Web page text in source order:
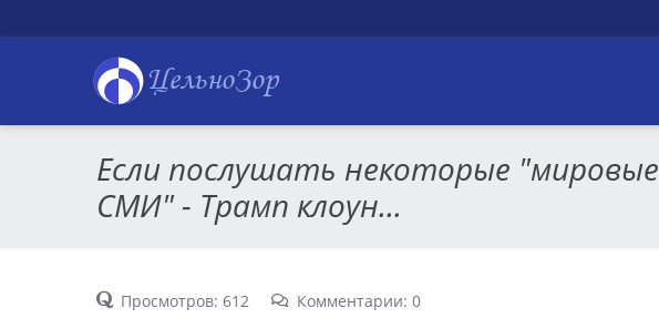
ЦельноЗор
Если послушать некоторые "мировые
СМИ" - Трамп клоун...
Просмотров: 612 Комментарии: 0